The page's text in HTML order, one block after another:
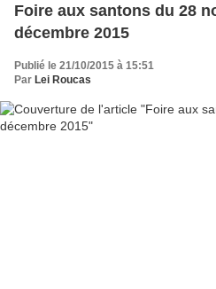
Foire aux santons du 28
décembre 2015
Publié le 21/10/2015 à 15:51
Par Lei Roucas